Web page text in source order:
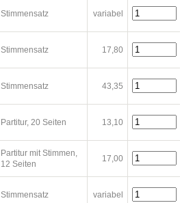
Stimmensatz variabel
Stimmensatz 17,80
Stimmensatz 43,35
Partitur, 20 Seiten 13,10
Partitur mit Stimmen,
12 Seiten
17,00
Stimmensatz variabel